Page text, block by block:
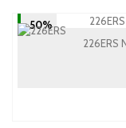
-50%
226ERS